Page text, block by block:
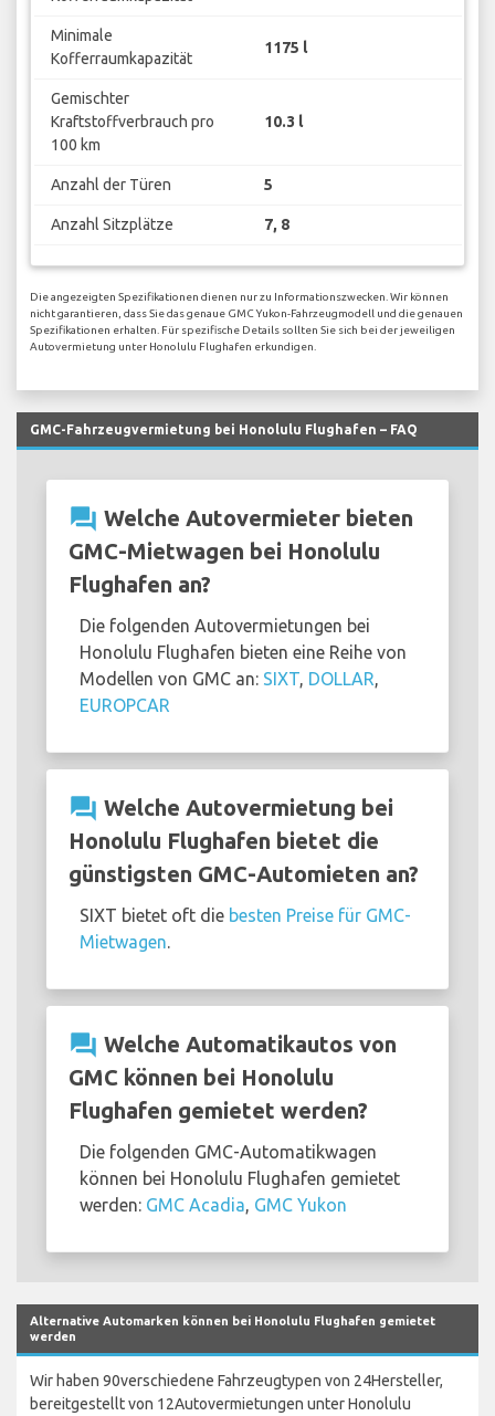
Minimale
Kofferraumkapazität
1175 l
Gemischter
Kraftstoffverbrauch pro
100 km
10.3 l
Anzahl der Türen 5
Anzahl Sitzplätze 7, 8
Die angezeigten Spezifikationen dienen nur zu Informationszwecken. Wir können
nicht garantieren, dass Sie das genaue GMC Yukon-Fahrzeugmodell und die genauen
Spezifikationen erhalten. Für spezifische Details sollten Sie sich bei der jeweiligen
Autovermietung unter Honolulu Flughafen erkundigen.
GMC-Fahrzeugvermietung bei Honolulu Flughafen – FAQ
question_answer Welche Autovermieter bieten
GMC-Mietwagen bei Honolulu
Flughafen an?
Die folgenden Autovermietungen bei
Honolulu Flughafen bieten eine Reihe von
Modellen von GMC an: SIXT DOLLAR
EUROPCAR
question_answer Welche Autovermietung bei
Honolulu Flughafen bietet die
günstigsten GMC-Automieten an?
SIXT bietet oft die besten Preise für GMC-
Mietwagen
question_answer Welche Automatikautos von
GMC können bei Honolulu
Flughafen gemietet werden?
Die folgenden GMC-Automatikwagen
können bei Honolulu Flughafen gemietet
werden: GMC Acadia GMC Yukon
Alternative Automarken können bei Honolulu Flughafen gemietet
werden
Wir haben 90verschiedene Fahrzeugtypen von 24Hersteller,
bereitgestellt von 12Autovermietungen unter Honolulu